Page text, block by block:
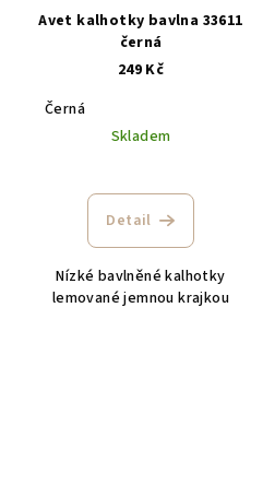
Avet kalhotky bavlna 33611
černá
249 Kč
Černá
Skladem
Detail
Nízké bavlněné kalhotky
lemované jemnou krajkou